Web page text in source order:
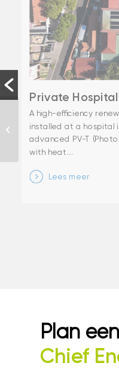
Private
A high-efficiency
installed at a hospital
advanced PV-T
with heat...
Lees meer
Plan
Chief
Syta truckwash